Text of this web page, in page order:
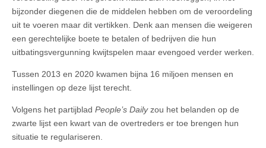
bijzonder diegenen die de middelen hebben om de veroordeling
uit te voeren maar dit vertikken. Denk aan mensen die weigeren
een gerechtelijke boete te betalen of bedrijven die hun
uitbatingsvergunning kwijtspelen maar evengoed verder werken.
Tussen 2013 en 2020 kwamen bijna 16 miljoen mensen en
instellingen op deze lijst terecht.
Volgens het partijblad People’s Dailyzou het belanden op de
zwarte lijst een kwart van de overtreders er toe brengen hun
situatie te regulariseren.